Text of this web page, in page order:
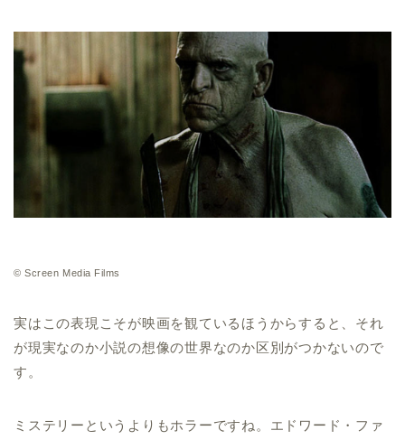
© Screen Media Films
実はこの表現こそが映画を観ているほうからすると、それ
が現実なのか小説の想像の世界なのか区別がつかないので
す。
ミステリーというよりもホラーですね。エドワード・ファ